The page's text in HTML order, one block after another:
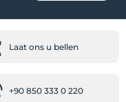
Laat ons u bellen
+90 850 333 0 220